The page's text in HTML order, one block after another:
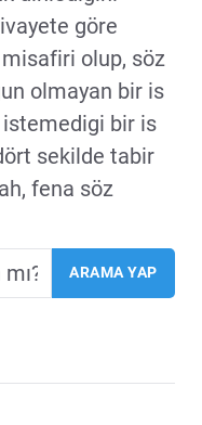
göre
olup, söz
olmayan bir is
istemedigi bir is
sekilde tabir
fena söz